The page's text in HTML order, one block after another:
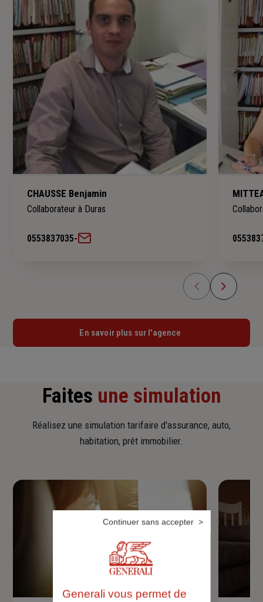
CHAUSSE Benjamin
Collaborateur à Duras
0553837035-
En savoir plus sur l'agence
Faites une simulation
Réalisez une simulation tarifaire d'assurance, auto,
habitation, prêt immobilier.
Generali vous permet de
Continuer sans accepter